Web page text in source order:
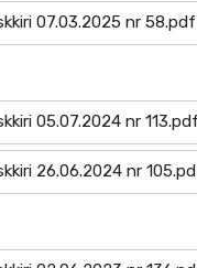
07.03.2025 nr 58.pdf
05.07.2024 nr
26.06.2024 nr